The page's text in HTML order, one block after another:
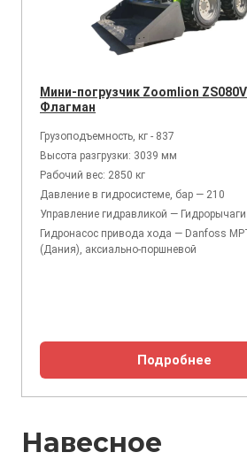
Мини-погрузчик Zoomlion
Флагман
Грузоподъемность, кг - 837
Высота разгрузки: 3039 мм
Рабочий вес: 2850 кг
Давление в гидросистеме, бар — 210
Управление гидравликой —
Гидронасос привода хода — Danfoss
(Дания), аксиально-поршневой
Подробнее
Навесное